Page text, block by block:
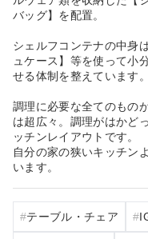
バッグ】を配置。
シェルフコンテナの中身
ュケース】等を使って小
せる体制を整えています。
調理に必要な全てのもの
は超広々。調理がはかど
ッチンレイアウトです。
自分の家の狭いキッチン
います。
テーブル・チェア